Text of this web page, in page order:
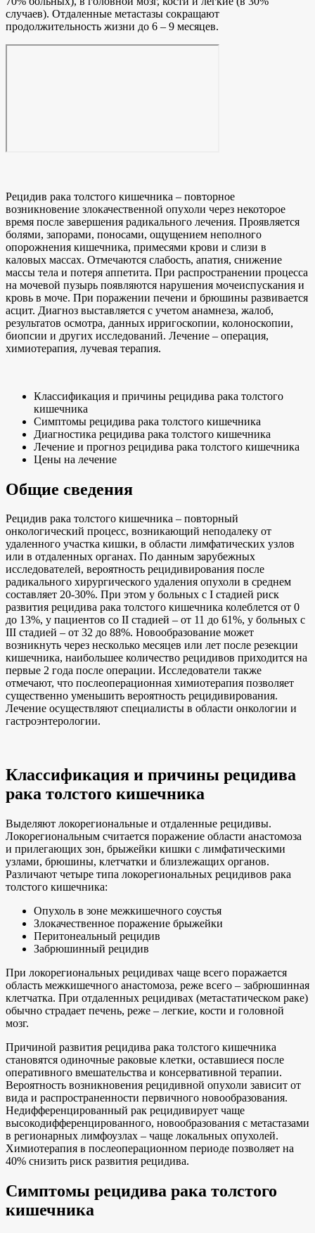
случаев). Отдаленные метастазы сокращают
продолжительность жизни до 6 – 9 месяцев.
Рецидив рака толстого кишечника – повторное
возникновение злокачественной опухоли через некоторое
время после завершения радикального лечения. Проявляется
болями, запорами, поносами, ощущением неполного
опорожнения кишечника, примесями крови и слизи в
каловых массах. Отмечаются слабость, апатия, снижение
массы тела и потеря аппетита. При распространении процесса
на мочевой пузырь появляются нарушения мочеиспускания и
кровь в моче. При поражении печени и брюшины развивается
асцит. Диагноз выставляется с учетом анамнеза, жалоб,
результатов осмотра, данных ирригоскопии, колоноскопии,
биопсии и других исследований. Лечение – операция,
химиотерапия, лучевая терапия.
Классификация и причины рецидива рака толстого
кишечника
Симптомы рецидива рака толстого кишечника
Диагностика рецидива рака толстого кишечника
Лечение и прогноз рецидива рака толстого кишечника
Цены на лечение
Общие сведения
Рецидив рака толстого кишечника – повторный
онкологический процесс, возникающий неподалеку от
удаленного участка кишки, в области лимфатических узлов
или в отдаленных органах. По данным зарубежных
исследователей, вероятность рецидивирования после
радикального хирургического удаления опухоли в среднем
составляет 20-30%. При этом у больных с I стадией риск
развития рецидива рака толстого кишечника колеблется от 0
до 13%, у пациентов со II стадией – от 11 до 61%, у больных с
III стадией – от 32 до 88%. Новообразование может
возникнуть через несколько месяцев или лет после резекции
кишечника, наибольшее количество рецидивов приходится на
первые 2 года после операции. Исследователи также
отмечают, что послеоперационная химиотерапия позволяет
существенно уменьшить вероятность рецидивирования.
Лечение осуществляют специалисты в области онкологии и
гастроэнтерологии.
Классификация и причины рецидива
рака толстого кишечника
Выделяют локорегиональные и отдаленные рецидивы.
Локорегиональным считается поражение области анастомоза
и прилегающих зон, брыжейки кишки с лимфатическими
узлами, брюшины, клетчатки и близлежащих органов.
Различают четыре типа локорегиональных рецидивов рака
толстого кишечника:
Опухоль в зоне межкишечного соустья
Злокачественное поражение брыжейки
Перитонеальный рецидив
Забрюшинный рецидив
При локорегиональных рецидивах чаще всего поражается
область межкишечного анастомоза, реже всего – забрюшинная
клетчатка. При отдаленных рецидивах (метастатическом раке)
обычно страдает печень, реже – легкие, кости и головной
мозг.
Причиной развития рецидива рака толстого кишечника
становятся одиночные раковые клетки, оставшиеся после
оперативного вмешательства и консервативной терапии.
Вероятность возникновения рецидивной опухоли зависит от
вида и распространенности первичного новообразования.
Недифференцированный рак рецидивирует чаще
высокодифференцированного, новообразования с метастазами
в регионарных лимфоузлах – чаще локальных опухолей.
Химиотерапия в послеоперационном периоде позволяет на
40% снизить риск развития рецидива.
Симптомы рецидива рака толстого
кишечника